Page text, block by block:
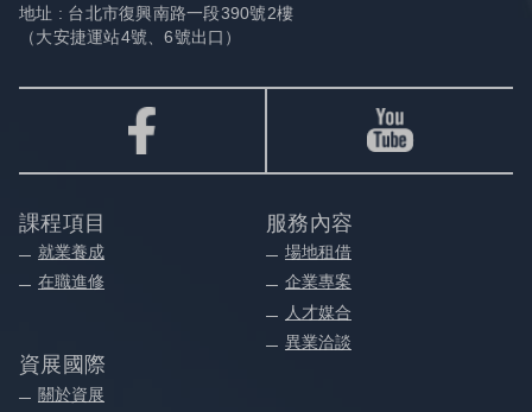
地址 : 台北市復興南路一段390號2樓
（大安捷運站4號、6號出口）
課程項目
就業養成
在職進修
服務內容
場地租借
企業專案
人才媒合
異業洽談
資展國際
關於資展